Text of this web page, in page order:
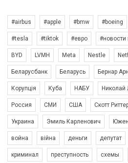
#airbus #apple #bmw #boeing
#tesla #tiktok #евро #новости
BYD LVMH Meta Nestle
Беларусбанк Беларусь Бернар
Корупція Куба НАБУ Николай
Россия СМИ США Скотт
Украина Эмиль Карленович
война війна деньги депутат
криминал преступность схемы